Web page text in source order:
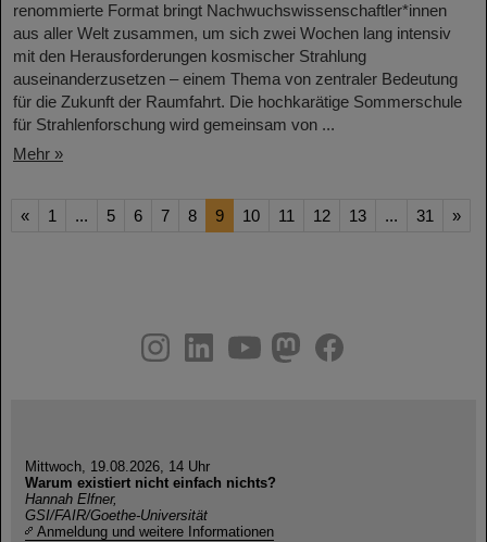
renommierte Format bringt Nachwuchswissenschaftler*innen
aus aller Welt zusammen, um sich zwei Wochen lang intensiv
mit den Herausforderungen kosmischer Strahlung
auseinanderzusetzen – einem Thema von zentraler Bedeutung
für die Zukunft der Raumfahrt. Die hochkarätige Sommerschule
für Strahlenforschung wird gemeinsam von ...
Mehr »
« 1 ... 5 6 7 8 9 10 11 12 13 ... 31 »
youtube
helmholtz.social
facebook
Mittwoch, 19.08.2026, 14 Uhr
Warum existiert nicht einfach nichts?
Hannah Elfner,
GSI/FAIR/Goethe-Universität
Anmeldung und weitere Informationen